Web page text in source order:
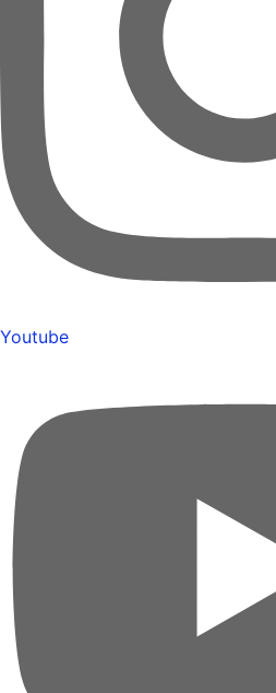
Youtube